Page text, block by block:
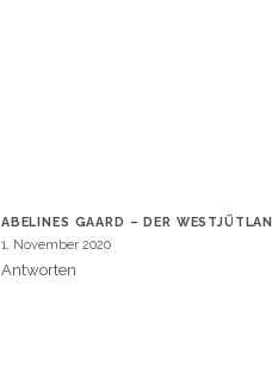
ABELINES GAARD – DER
1. November 2020
Antworten